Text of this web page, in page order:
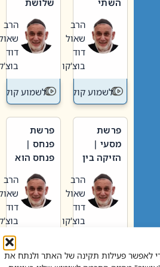
לאפשר פעילות תקינה של האתר ולנתח את
וערב של
חיינו
הרב
שאול
דוד
בוצ'קו
לשמוע קול תורה – מדרש
האבות
הרב
שאול
דוד
בוצ'קו
לשמוע קול
פרשת
מסעי |
הזיקה בין
הגדול לעם הרב
שאול
דוד
בוצ'קו
לשמוע קול תורה – מדרש
פרשת
פנחס |
פנחס הוא
אליהו: בין
קנאות
הורסת
לקנאות
בונה
הרב
שאול
דוד
בוצ'קו
לשמוע קול